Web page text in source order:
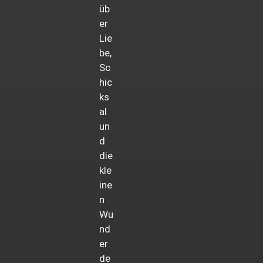
üb
er
Lie
be,
Sc
hic
ks
al
un
d
die
kle
ine
n
Wu
nd
er
de